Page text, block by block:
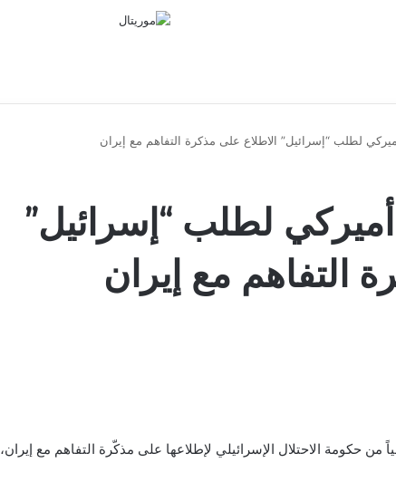
رفض أميركي لطلب “إسرائيل”
التفاهم مع إيران
من حكومة الاحتلال الإسرائيلي لإطلاعها على مذكّرة التفاهم مع إيران،